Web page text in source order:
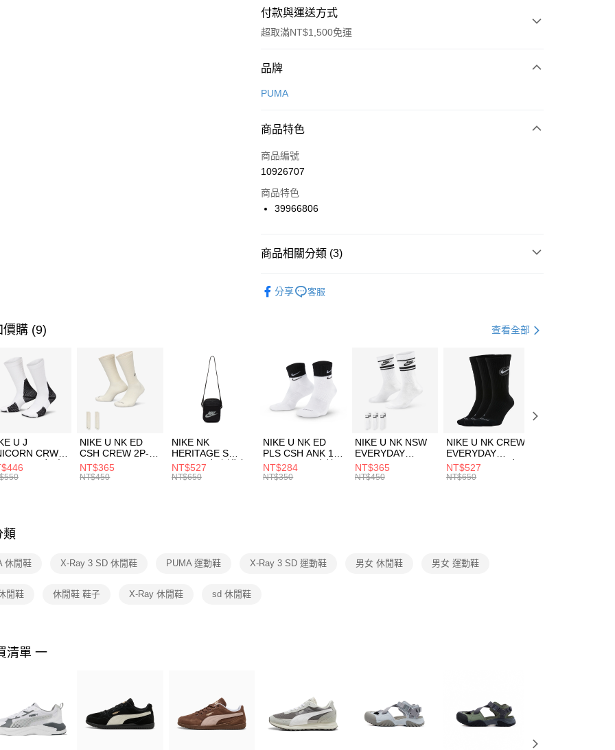
付款與運送方式
超取滿NT$1,500免運
付款方式
信用卡一次付款
合作金庫商業銀行
華南商業銀行
上海商業儲蓄銀行
國泰世華商業銀行
聯邦商業銀行
台新國際商業銀行
LINE Pay
Apple Pay
【關於「AFTEE先享後付」】
３．安心：先確認商品／服務後，再付款。
【「AFTEE先享後付」結帳流程】
１．於結帳方式選擇「AFTEE先享後付」後，將跳轉至「AFTEE先享後
付」結帳頁面，進行簡訊認證並確認金額後，即可完成結帳。
２．訂單成立數日內，您將收到繳費通知簡訊。
３．收到繳費通知簡訊後14天內，點擊此簡訊中的連結，可透過四大超商
／ATM／網路銀行／等多元方式進行付款，方視為交易完成。
※ 請注意：結帳手續完成當下不需立刻繳費，但若您需要取消訂單，請聯
絡購買商品的店家。未經商家同意取消之訂單仍視為有效，需透過AFTEE
先享後付繳納相關費用。
１．透過由恩沛科技股份有限公司提供之「AFTEE先享後付」服務完成之
交易，需依本服務之必要範圍內提供個人資料，並將交易相關給付款項請
形，恩沛科技股份有限公司將有權停止該用戶之使用額度並採取法律行
動。
每筆NT$100，滿NT$1,500(含以上)免運費
每筆NT$100，滿NT$1,500(含以上)免運費
品牌
PUMA
商品特色
商品編號
10926707
商品特色
39966806
商品相關分類 (3)
分享 客服
價購 (9) 查看全部
U J
CRW
-160 男女 中
FZ3393100
NIKE U NK ED
CSH CREW 2P-
144 EMBRDY 男
女 短統襪
NT$365
NT$450
NIKE NK
HERITAGE S
SMIT 男女 側背包
BA5871010
NT$527
NT$650
NIKE U NK ED
PLS CSH ANK 1P
144 DBL 男 中統
襪 DH4058104
NT$284
NT$350
NIKE U NK NSW
EVERYDAY
ESSENTIAL CR
男女 短統襪
NT$365
NT$450
NIKE U NK CREW
EVERYDAY
BBALL 3PR 男女
長統襪
NT$527
NT$650
類
休閒鞋 X-Ray 3 SD 休閒鞋 PUMA 運動鞋 X-Ray 3 SD 運動鞋 男女 休閒鞋 男女 運動鞋
閒鞋 休閒鞋 鞋子 X-Ray 休閒鞋 sd 休閒鞋
清單 一